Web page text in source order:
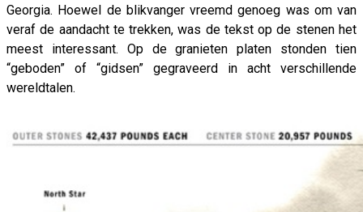
Georgia. Hoewel de blikvanger vreemd genoeg was om van
veraf de aandacht te trekken, was de tekst op de stenen het
meest interessant. Op de granieten platen stonden tien
“geboden” of “gidsen” gegraveerd in acht verschillende
wereldtalen.